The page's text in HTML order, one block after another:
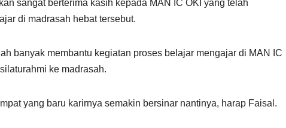
sangat berterima kasih kepada MAN IC OKI yang telah
di madrasah hebat tersebut.
banyak membantu kegiatan proses belajar mengajar di MAN IC
ke madrasah.
yang baru karirnya semakin bersinar nantinya, harap Faisal.